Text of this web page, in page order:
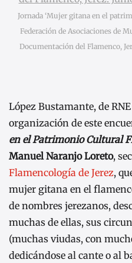
Jornada ‘Mujer gitana en el
Federación de Asociaciones de
Documentación del Flamenco,
López Bustamante, de
organización de este
en el Patrimonio Cultural
Manuel Naranjo Loreto,
Flamencología de Jerez,
mujer gitana en el
de nombres jerezanos,
muchas de ellas, sus
(muchas viudas, con
dedicándose al cante o al